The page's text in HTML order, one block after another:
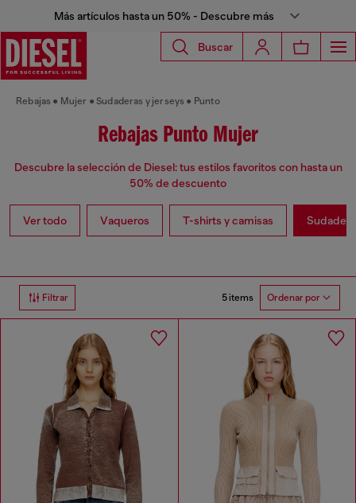
Más artículos hasta un 50% - Descubre más
Buscar
Rebajas Mujer Sudaderas y jerseys Punto
Rebajas Punto Mujer
Descubre la selección de Diesel: tus estilos favoritos con hasta un
50% de descuento
Ver todo Vaqueros T-shirts y camisas
Filtrar 5 items Ordenar por